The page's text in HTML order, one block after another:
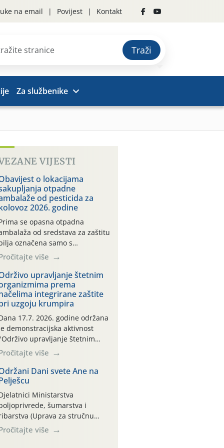
na email Povijest Kontakt
Traži
Za službenike
VIJESTI
o lokacijama
otpadne
od pesticida za
2026. godine
se opasna otpadna
od sredstava za zaštitu
označena samo s
i oznakom
CROCPA EKO MODEL:
ambalaža kao i
drugih proizvoda koji
sredstva za zaštitu bilja
(npr. ambalaža od mineralnih
se ne prihvaća.
je osiguran
povrat prazne
isključivo ovih tvrtki:
MAKS, AGRONOM,
TKI* (PINUS […]
više
upravljanje štetnim
prema
integrirane zaštite
uzgoju krumpira
17.7. 2026. godine održana
demonstracijska aktivnost
upravljanje štetnim
prema načelima
integrirane zaštite pri uzgoju
na pokusnom polju
kraj naselja Belica
parcela ID 2445031)
dio Međimurske
više
Dani svete Ane na
Ministarstva
šumarstva i
(Uprava za stručnu
razvoju poljoprivrede)
sudjelovali su na tradicionalnom
više